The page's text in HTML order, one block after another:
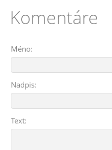
Komentáre
Méno:
Nadpis:
Text: